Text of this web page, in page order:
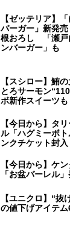
【ゼッテリア】
バーガー」新発
根おろし 「瀬戸
ンバーガー」も
【スシロー】鮪
とろサーモン
ボ新作スイーツも
【今日から】タ
ル「ハグミーボ
ンクチケット封入
【今日から】ケ
「お盆バーレル
【ユニクロ】“
の値下げアイテム